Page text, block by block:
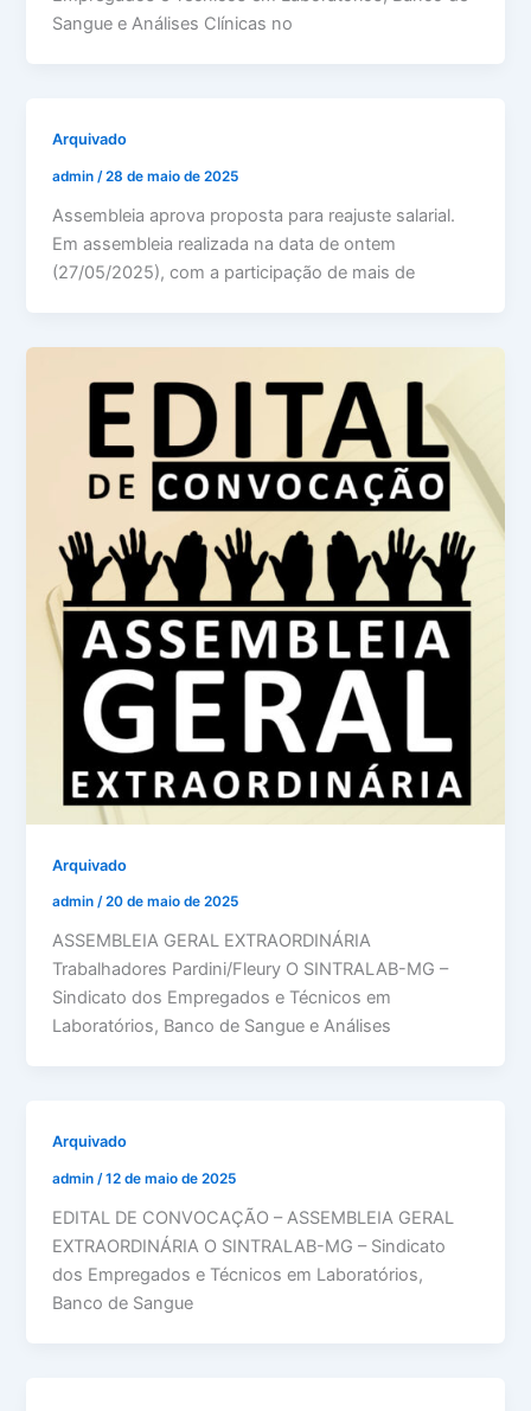
Sangue e Análises Clínicas no
Arquivado
admin/28 de maio de 2025
Assembleia aprova proposta para reajuste salarial.
Em assembleia realizada na data de ontem
(27/05/2025), com a participação de mais de
Arquivado
admin/20 de maio de 2025
ASSEMBLEIA GERAL EXTRAORDINÁRIA
Trabalhadores Pardini/Fleury O SINTRALAB-MG –
Sindicato dos Empregados e Técnicos em
Laboratórios, Banco de Sangue e Análises
Arquivado
admin/12 de maio de 2025
EDITAL DE CONVOCAÇÃO – ASSEMBLEIA GERAL
EXTRAORDINÁRIA O SINTRALAB-MG – Sindicato
dos Empregados e Técnicos em Laboratórios,
Banco de Sangue